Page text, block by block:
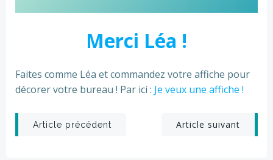
Merci Léa !
Faites comme Léa et commandez votre affiche pour
décorer votre bureau ! Par ici : Je veux une affiche !
Post
Article précédent
PostArticle suivant